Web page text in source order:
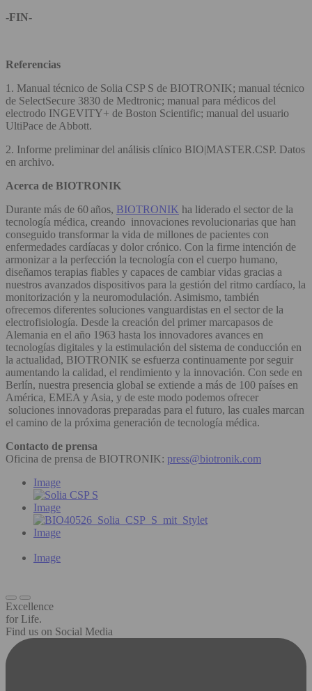
-FIN-
Referencias
1. Manual técnico de Solia CSP S de BIOTRONIK; manual técnico
de SelectSecure 3830 de Medtronic; manual para médicos del
electrodo INGEVITY+ de Boston Scientific; manual del usuario
UltiPace de Abbott.
2. Informe preliminar del análisis clínico BIO|MASTER.CSP. Datos
en archivo.
Acerca de BIOTRONIK
Durante más de 60 años, BIOTRONIK ha liderado el sector de la
tecnología médica, creando innovaciones revolucionarias que han
conseguido transformar la vida de millones de pacientes con
enfermedades cardíacas y dolor crónico. Con la firme intención de
armonizar a la perfección la tecnología con el cuerpo humano,
diseñamos terapias fiables y capaces de cambiar vidas gracias a
nuestros avanzados dispositivos para la gestión del ritmo cardíaco, la
monitorización y la neuromodulación. Asimismo, también
ofrecemos diferentes soluciones vanguardistas en el sector de la
electrofisiología. Desde la creación del primer marcapasos de
Alemania en el año 1963 hasta los innovadores avances en
tecnologías digitales y la estimulación del sistema de conducción en
la actualidad, BIOTRONIK se esfuerza continuamente por seguir
aumentando la calidad, el rendimiento y la innovación. Con sede en
Berlín, nuestra presencia global se extiende a más de 100 países en
América, EMEA y Asia, y de este modo podemos ofrecer
soluciones innovadoras preparadas para el futuro, las cuales marcan
el camino de la próxima generación de tecnología médica.
Contacto de prensa
Oficina de prensa de BIOTRONIK: press@biotronik.com
Image
Image
Image
Image
Excellence
for Life.
Find us on Social Media